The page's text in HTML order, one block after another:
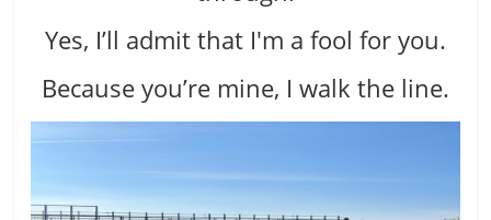
Yes, I’ll admit that I′m a fool for you.
Because you’re mine, I walk the line.